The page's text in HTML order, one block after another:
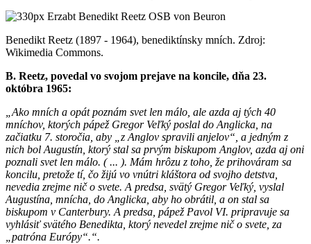
Benedikt Reetz (1897 - 1964), benediktínsky mních. Zdroj:
Wikimedia Commons.
B. Reetz, povedal vo svojom prejave na koncile, dňa 23.
októbra 1965:
„Ako mních a opát poznám svet len málo, ale azda aj tých 40
mníchov, ktorých pápež Gregor Veľký poslal do Anglicka, na
začiatku 7. storočia, aby „z Anglov spravili anjelov“, a jedným z
nich bol Augustín, ktorý stal sa prvým biskupom Anglov, azda aj oni
poznali svet len málo. ( ... ). Mám hrôzu z toho, že prihováram sa
koncilu, pretože tí, čo žijú vo vnútri kláštora od svojho detstva,
nevedia zrejme nič o svete. A predsa, svätý Gregor Veľký, vyslal
Augustína, mnícha, do Anglicka, aby ho obrátil, a on stal sa
biskupom v Canterbury. A predsa, pápež Pavol VI. pripravuje sa
vyhlásiť svätého Benedikta, ktorý nevedel zrejme nič o svete, za
„patróna Európy“.“.